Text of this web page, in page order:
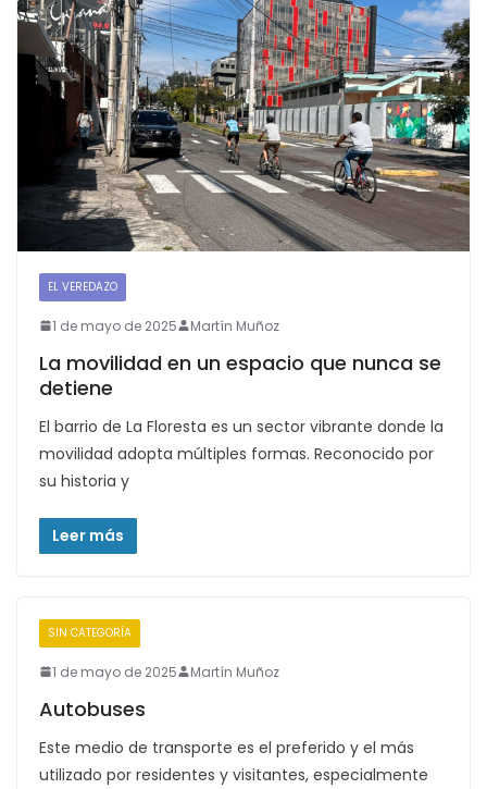
EL VEREDAZO
1 de mayo de 2025 Martín Muñoz
La movilidad en un espacio que nunca se
detiene
El barrio de La Floresta es un sector vibrante donde la
movilidad adopta múltiples formas. Reconocido por
su historia y
Leer más
SIN CATEGORÍA
1 de mayo de 2025 Martín Muñoz
Autobuses
Este medio de transporte es el preferido y el más
utilizado por residentes y visitantes, especialmente